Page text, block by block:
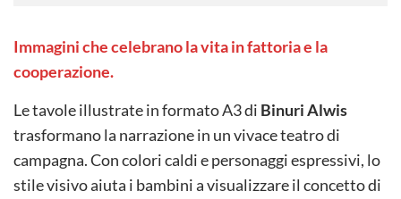
Immagini che celebrano la vita in fattoria e la
cooperazione.
Le tavole illustrate in formato A3 di Binuri Alwis
trasformano la narrazione in un vivace teatro di
campagna. Con colori caldi e personaggi espressivi, lo
stile visivo aiuta i bambini a visualizzare il concetto di